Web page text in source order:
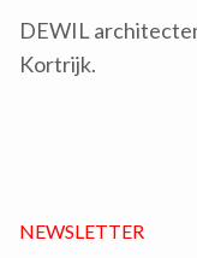
DEWIL
Kortrijk.
NEWSLETTER